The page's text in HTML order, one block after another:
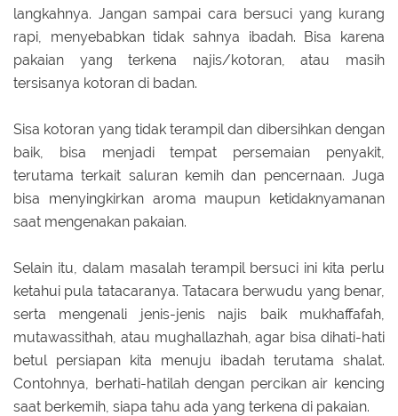
langkahnya. Jangan sampai cara bersuci yang kurang
rapi, menyebabkan tidak sahnya ibadah. Bisa karena
pakaian yang terkena najis/kotoran, atau masih
tersisanya kotoran di badan.
Sisa kotoran yang tidak terampil dan dibersihkan dengan
baik, bisa menjadi tempat persemaian penyakit,
terutama terkait saluran kemih dan pencernaan. Juga
bisa menyingkirkan aroma maupun ketidaknyamanan
saat mengenakan pakaian.
Selain itu, dalam masalah terampil bersuci ini kita perlu
ketahui pula tatacaranya. Tatacara berwudu yang benar,
serta mengenali jenis-jenis najis baik mukhaffafah,
mutawassithah, atau mughallazhah, agar bisa dihati-hati
betul persiapan kita menuju ibadah terutama shalat.
Contohnya, berhati-hatilah dengan percikan air kencing
saat berkemih, siapa tahu ada yang terkena di pakaian.